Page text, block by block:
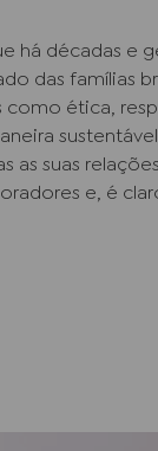
há décadas e
das famílias
como ética,
as suas
e, é